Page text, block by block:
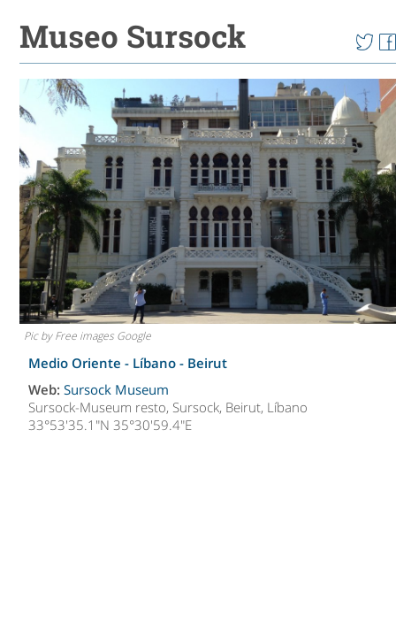
Museo Sursock
Pic by Free images Google
Medio Oriente - Líbano - Beirut
Web:Sursock Museum
Sursock-Museum resto, Sursock, Beirut, Líbano
33°53'35.1"N 35°30'59.4"E